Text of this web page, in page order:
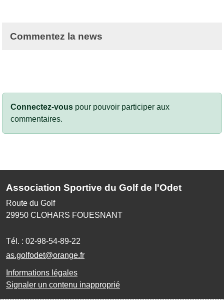
Commentez la news
Connectez-vous pour pouvoir participer aux
commentaires.
Association Sportive du Golf de l'Odet
Route du Golf
29950 CLOHARS FOUESNANT
Tél. : 02-98-54-89-22
as.golfodet@orange.fr
Informations légales
Signaler un contenu inapproprié